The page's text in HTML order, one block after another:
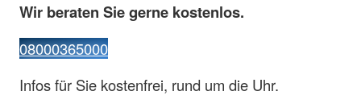
Wir beraten Sie gerne kostenlos.
08000365000
Infos für Sie kostenfrei, rund um die Uhr.